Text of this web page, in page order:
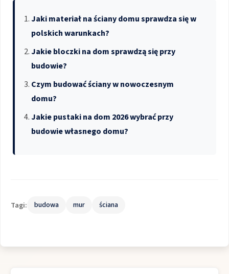
Jaki materiał na ściany domu sprawdza się w
polskich warunkach?
Jakie bloczki na dom sprawdzą się przy
budowie?
Czym budować ściany w nowoczesnym
domu?
Jakie pustaki na dom 2026 wybrać przy
budowie własnego domu?
Tagi: budowa mur ściana